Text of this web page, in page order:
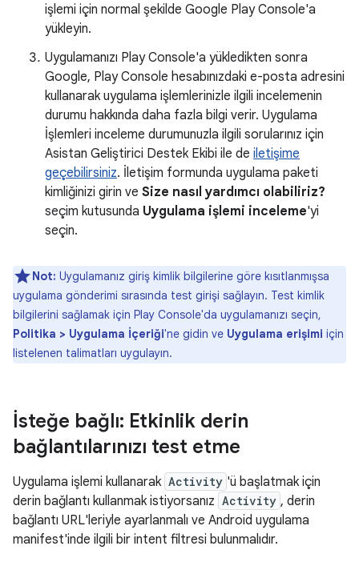
işlemi için normal şekilde Google Play Console'a
yükleyin.
Uygulamanızı Play Console'a yükledikten sonra
Google, Play Console hesabınızdaki e-posta adresini
kullanarak uygulama işlemlerinizle ilgili incelemenin
durumu hakkında daha fazla bilgi verir. Uygulama
İşlemleri inceleme durumunuzla ilgili sorularınız için
Asistan Geliştirici Destek Ekibi ile de iletişime
geçebilirsiniz. İletişim formunda uygulama paketi
kimliğinizi girin ve Size nasıl yardımcı olabiliriz?
seçim kutusunda Uygulama işlemi inceleme'yi
seçin.
Not: Uygulamanız giriş kimlik bilgilerine göre kısıtlanmışsa
uygulama gönderimi sırasında test girişi sağlayın. Test kimlik
bilgilerini sağlamak için Play Console'da uygulamanızı seçin,
Politika > Uygulama İçeriği'ne gidin ve Uygulama erişimi için
listelenen talimatları uygulayın.
İsteğe bağlı: Etkinlik derin
bağlantılarınızı test etme
Uygulama işlemi kullanarak Activity 'ü başlatmak için
derin bağlantı kullanmak istiyorsanız Activity , derin
bağlantı URL'leriyle ayarlanmalı ve Android uygulama
manifest'inde ilgili bir intent filtresi bulunmalıdır.